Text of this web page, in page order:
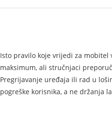
Isto pravilo koje vrijedi za
maksimum, ali stručnjaci
Pregrijavanje uređaja ili rad u
pogreške korisnika, a ne držanja